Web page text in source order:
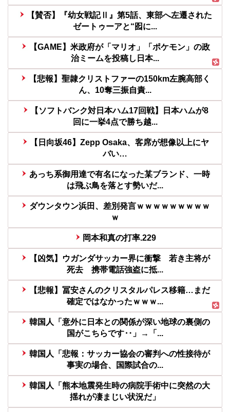
【賛否】『幼女戦記Ⅱ』第5話、東部へ左遷された
ゼートゥーアと“囮に...
【GAME】米政府が「マリオ」「ポケモン」の政
治ミームを投稿し日本...
【悲報】聖隷クリストファーの150km左腕高部く
ん、10奪三振自責...
【ソフトバンク対日本ハム17回戦】日本ハムが8
回に一挙4点で勝ち越...
【日向坂46】Zepp Osaka、客席が想像以上にヤ
バい…
あっち系御用達で有名になった某ブランド、一時
は飛ぶ鳥を落とす勢いだ...
ダウンタウン浜田、差別発言ｗｗｗｗｗｗｗｗｗ
ｗ
岡本和真の打率.229
【凶気】ウガンダサッカー界に衝撃 若き主将が
死去 携帯電話強盗に抵...
【悲報】冨安さんのクリスタルパレス移籍…まだ
確定ではなかったｗｗｗ...
韓国人「意外に日本との関係が深い地球の裏側の
国がこちらです‥」→「...
韓国人「悲報：サッカー協会の審判への性接待が
事実の場合、国際試合の...
韓国人「熊本地震発生時の病院手術中に突然の大
揺れが凄まじい状況だ」